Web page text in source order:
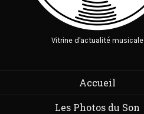
Vitrine d'actualité musicale
Accueil
Les Photos du Son